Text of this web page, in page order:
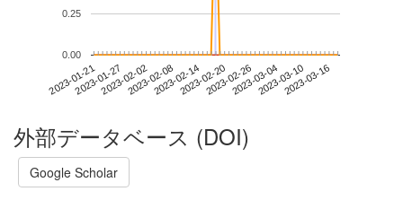
2023-01-212023-01-272023-02-022023-02-082023-02-142023-02-202023-02-262023-03-042023-03-102023-03-16
0.00
0.25
外部データベース (DOI)
Google Scholar